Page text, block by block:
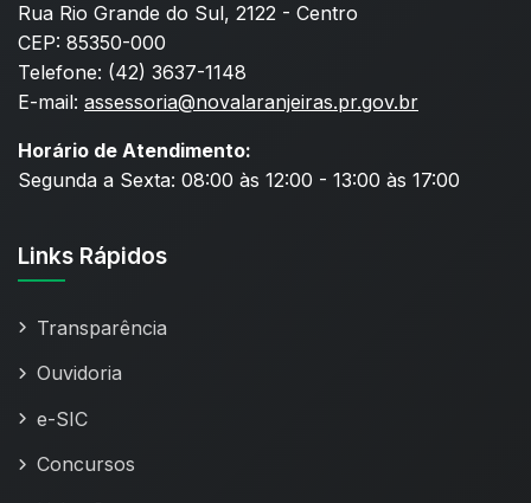
Rua Rio Grande do Sul, 2122 - Centro
CEP: 85350-000
Telefone: (42) 3637-1148
E-mail: assessoria@novalaranjeiras.pr.gov.br
Horário de Atendimento:
Segunda a Sexta: 08:00 às 12:00 - 13:00 às 17:00
Links Rápidos
Transparência
Ouvidoria
e-SIC
Concursos